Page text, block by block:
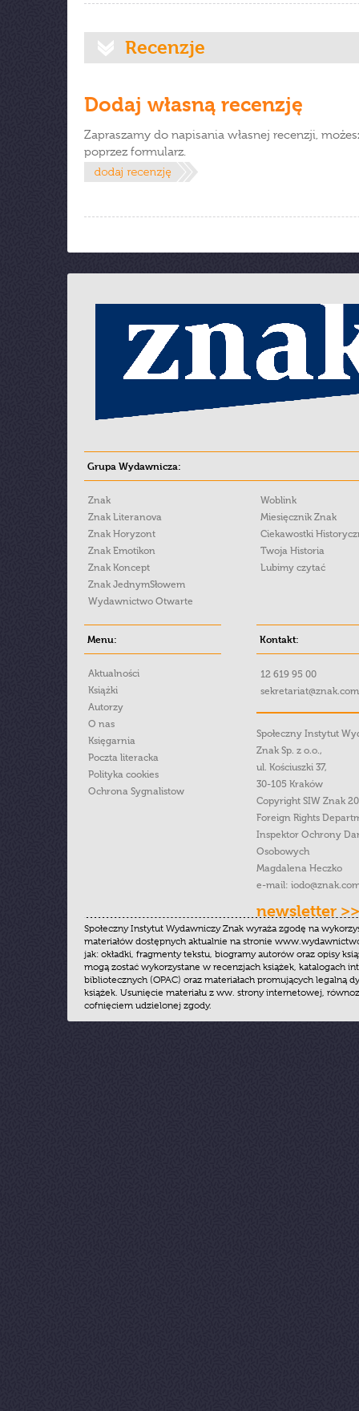
Recenzje
Dodaj własną recenzję
Zapraszamy do napisania własnej recenzji,
poprzez formularz.
Grupa Wydawnicza:
Znak
Znak Literanova
Znak Horyzont
Znak Emotikon
Znak Koncept
Znak JednymSłowem
Wydawnictwo Otwarte
Woblink
Miesięcznik Znak
Ciekawostki
Twoja Historia
Lubimy czytać
Menu:
Aktualności
Książki
Autorzy
O nas
Księgarnia
Poczta literacka
Polityka cookies
Ochrona Sygnalistow
Kontakt:
12 619 95 00
Społeczny Instytut
Znak Sp. z o.o.,
ul. Kościuszki 37,
30-105 Kraków
Copyright SIW Znak
Foreign Rights
Inspektor Ochrony
Osobowych
Magdalena Heczko
e-mail:
newsletter >>
Społeczny Instytut Wydawniczy Znak wyraża zgodę na
materiałów dostępnych aktualnie na stronie
jak: okładki, fragmenty tekstu, biogramy autorów oraz opisy
mogą zostać wykorzystane w recenzjach książek, katalogach
bibliotecznych (OPAC) oraz materiałach promujących legalną
książek. Usunięcie materiału z ww. strony internetowej,
cofnięciem udzielonej zgody.